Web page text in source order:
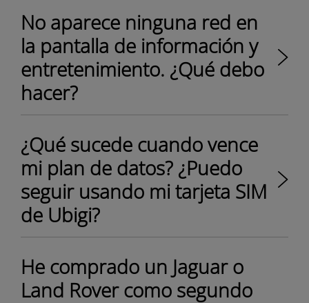
No aparece ninguna red en
la pantalla de información y
entretenimiento. ¿Qué debo
hacer?
¿Qué sucede cuando vence
mi plan de datos? ¿Puedo
seguir usando mi tarjeta SIM
de Ubigi?
He comprado un Jaguar o
Land Rover como segundo